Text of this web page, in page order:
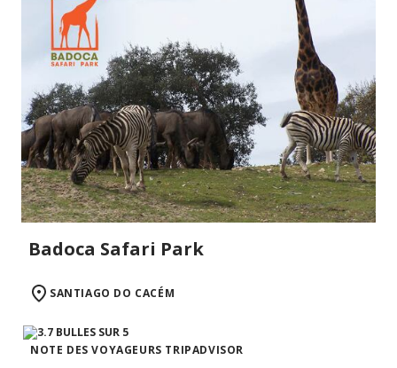
Badoca Safari Park
SANTIAGO DO CACÉM
NOTE DES VOYAGEURS TRIPADVISOR